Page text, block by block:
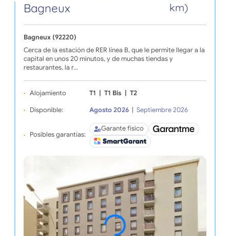
Bagneux
km)
Bagneux (92220)
Cerca de la estación de RER línea B, que le permite llegar a la
capital en unos 20 minutos, y de muchas tiendas y
restaurantes, la r…
Alojamiento T1 T1 Bis T2
Disponible: Agosto 2026 Septiembre 2026
Posibles garantías:
Garante físico